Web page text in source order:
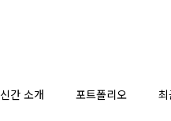
신간 소개 포트폴리오